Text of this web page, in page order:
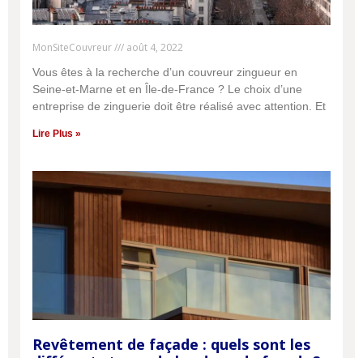
MonSiteCouvreur août 4, 2022
Vous êtes à la recherche d’un couvreur zingueur en
Seine-et-Marne et en Île-de-France ? Le choix d’une
entreprise de zinguerie doit être réalisé avec attention. Et
Lire Plus »
Revêtement de façade : quels sont les